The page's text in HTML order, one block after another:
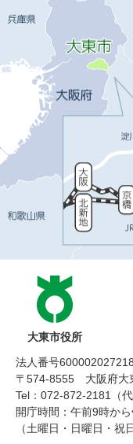
大東市役所
法人番号
〒574-8555 大阪府大
Tel：072-872-2181（代
開庁時間：午前9時か
（土曜日・日曜日・祝